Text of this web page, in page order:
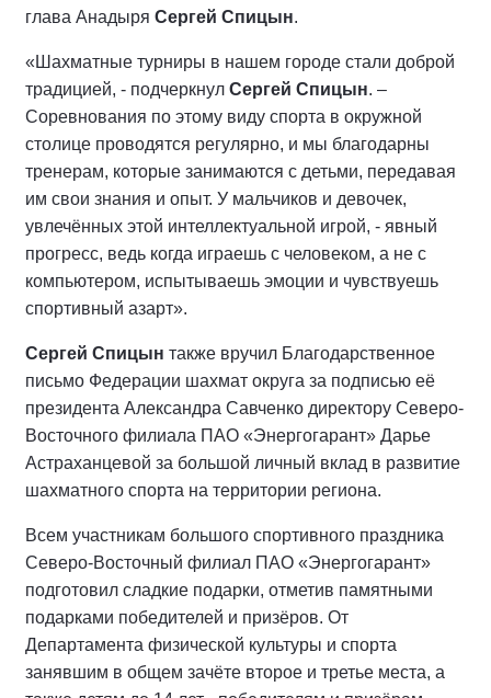
глава Анадыря Сергей Спицын.
«Шахматные турниры в нашем городе стали доброй
традицией, - подчеркнул Сергей Спицын. –
Соревнования по этому виду спорта в окружной
столице проводятся регулярно, и мы благодарны
тренерам, которые занимаются с детьми, передавая
им свои знания и опыт. У мальчиков и девочек,
увлечённых этой интеллектуальной игрой, - явный
прогресс, ведь когда играешь с человеком, а не с
компьютером, испытываешь эмоции и чувствуешь
спортивный азарт».
Сергей Спицын также вручил Благодарственное
письмо Федерации шахмат округа за подписью её
президента Александра Савченко директору Северо-
Восточного филиала ПАО «Энергогарант» Дарье
Астраханцевой за большой личный вклад в развитие
шахматного спорта на территории региона.
Всем участникам большого спортивного праздника
Северо-Восточный филиал ПАО «Энергогарант»
подготовил сладкие подарки, отметив памятными
подарками победителей и призёров. От
Департамента физической культуры и спорта
занявшим в общем зачёте второе и третье места, а